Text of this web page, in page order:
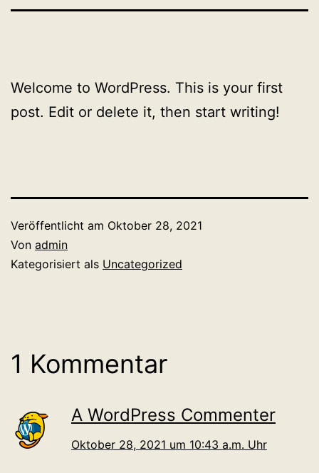
Welcome to WordPress. This is your first
post. Edit or delete it, then start writing!
Veröffentlicht am Oktober 28, 2021
Von admin
Kategorisiert als Uncategorized
1 Kommentar
A WordPress Commenter
Oktober 28, 2021 um 10:43 a.m. Uhr